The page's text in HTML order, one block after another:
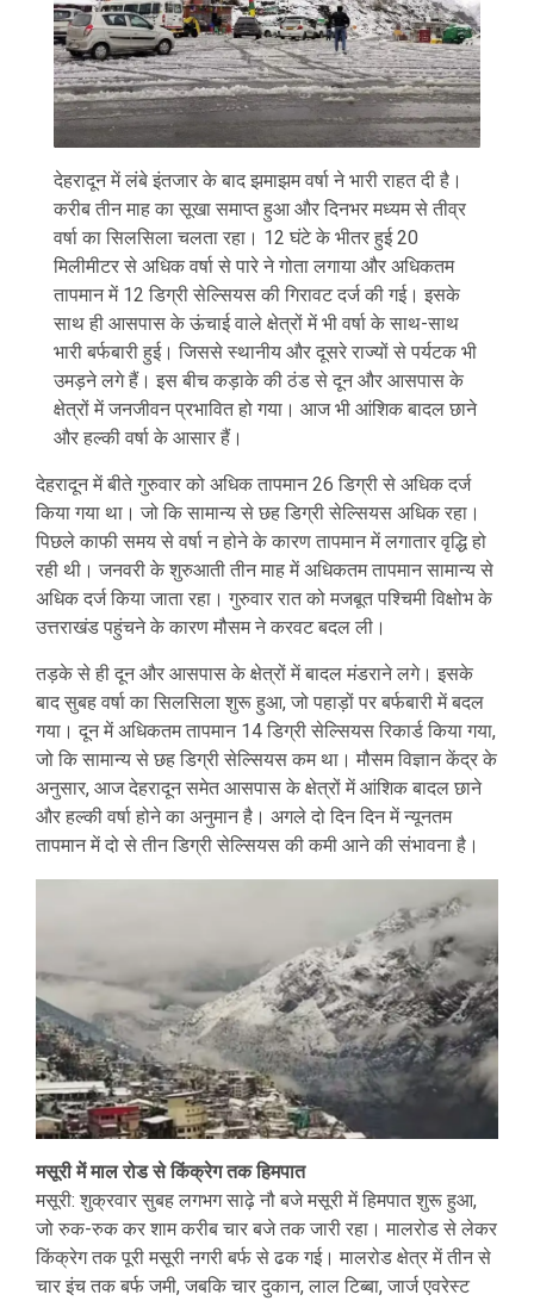
देहरादून में लंबे इंतजार के बाद झमाझम वर्षा ने भारी राहत दी है।
करीब तीन माह का सूखा समाप्त हुआ और दिनभर मध्यम से तीव्र
वर्षा का सिलसिला चलता रहा। 12 घंटे के भीतर हुई 20
मिलीमीटर से अधिक वर्षा से पारे ने गोता लगाया और अधिकतम
तापमान में 12 डिग्री सेल्सियस की गिरावट दर्ज की गई। इसके
साथ ही आसपास के ऊंचाई वाले क्षेत्रों में भी वर्षा के साथ-साथ
भारी बर्फबारी हुई। जिससे स्थानीय और दूसरे राज्यों से पर्यटक भी
उमड़ने लगे हैं। इस बीच कड़ाके की ठंड से दून और आसपास के
क्षेत्रों में जनजीवन प्रभावित हो गया। आज भी आंशिक बादल छाने
और हल्की वर्षा के आसार हैं।
देहरादून में बीते गुरुवार को अधिक तापमान 26 डिग्री से अधिक दर्ज
किया गया था। जो कि सामान्य से छह डिग्री सेल्सियस अधिक रहा।
पिछले काफी समय से वर्षा न होने के कारण तापमान में लगातार वृद्धि हो
रही थी। जनवरी के शुरुआती तीन माह में अधिकतम तापमान सामान्य से
अधिक दर्ज किया जाता रहा। गुरुवार रात को मजबूत पश्चिमी विक्षोभ के
उत्तराखंड पहुंचने के कारण मौसम ने करवट बदल ली।
तड़के से ही दून और आसपास के क्षेत्रों में बादल मंडराने लगे। इसके
बाद सुबह वर्षा का सिलसिला शुरू हुआ, जो पहाड़ों पर बर्फबारी में बदल
गया। दून में अधिकतम तापमान 14 डिग्री सेल्सियस रिकार्ड किया गया,
जो कि सामान्य से छह डिग्री सेल्सियस कम था। मौसम विज्ञान केंद्र के
अनुसार, आज देहरादून समेत आसपास के क्षेत्रों में आंशिक बादल छाने
और हल्की वर्षा होने का अनुमान है। अगले दो दिन दिन में न्यूनतम
तापमान में दो से तीन डिग्री सेल्सियस की कमी आने की संभावना है।
मसूरी में माल रोड से किंक्रेग तक हिमपात
मसूरी: शुक्रवार सुबह लगभग साढ़े नौ बजे मसूरी में हिमपात शुरू हुआ,
जो रुक-रुक कर शाम करीब चार बजे तक जारी रहा। मालरोड से लेकर
किंक्रेग तक पूरी मसूरी नगरी बर्फ से ढक गई। मालरोड क्षेत्र में तीन से
चार इंच तक बर्फ जमी, जबकि चार दुकान, लाल टिब्बा, जार्ज एवरेस्ट